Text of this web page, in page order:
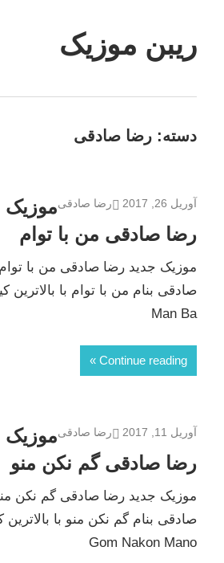
content
ریبن موزیک
mp3
دسته: رضا صادقی
آوریل 26, 2017 رضا صادقیموزیک
رضا صادقی من با توام
موزیک جدید رضا صادقی من با
صادقی بنام من با توام با
Man Ba
Continue reading
آوریل 11, 2017 رضا صادقیموزیک
رضا صادقی گم نکن منو
موزیک جدید رضا صادقی گم نکن
صادقی بنام گم نکن منو با
Gom Nakon Mano